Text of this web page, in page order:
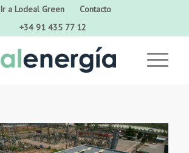
Ir a Lodeal Green
Contacto
+34 91 435 77 12